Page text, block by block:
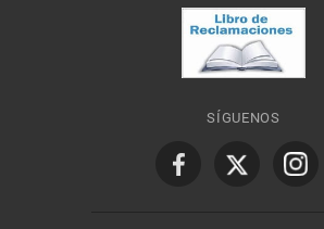
SÍGUENOS